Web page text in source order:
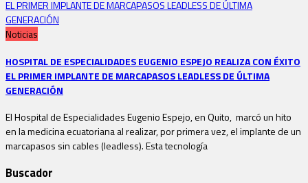
Noticias
HOSPITAL DE ESPECIALIDADES EUGENIO ESPEJO REALIZA CON ÉXITO
EL PRIMER IMPLANTE DE MARCAPASOS LEADLESS DE ÚLTIMA
GENERACIÓN
El Hospital de Especialidades Eugenio Espejo, en Quito, marcó un hito
en la medicina ecuatoriana al realizar, por primera vez, el implante de un
marcapasos sin cables (leadless). Esta tecnología
Buscador